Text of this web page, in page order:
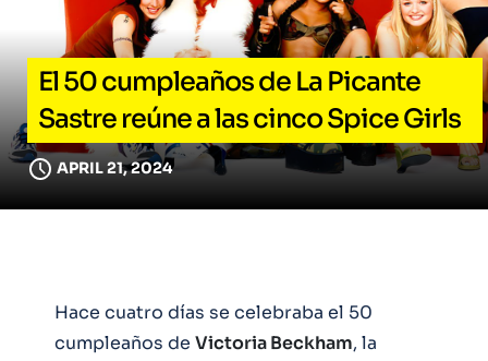
El 50 cumpleaños de La Picante
Sastre reúne a las cinco Spice Girls
APRIL 21, 2024
Hace cuatro días se celebraba el 50
cumpleaños de Victoria Beckham, la